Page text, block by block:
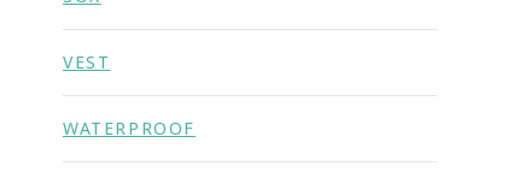
VEST
WATERPROOF